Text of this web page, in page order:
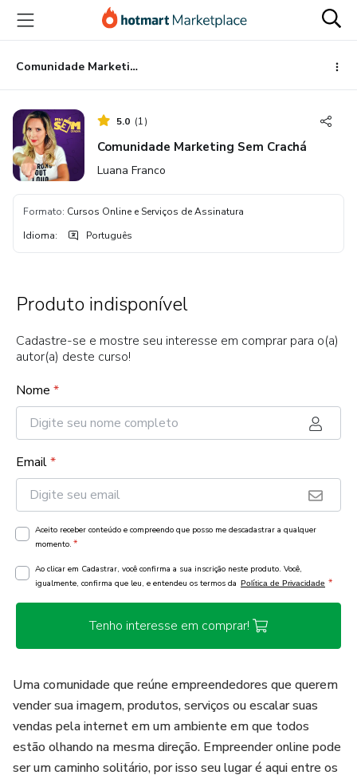
para
conteúdo
principal
para
pagamento
para
rodapé
Comunidade Marketing Sem Crachá
5.0 (1)
Comunidade Marketing Sem Crachá
Luana Franco
Formato: Cursos Online e Serviços de Assinatura
Idioma: Português
Produto indisponível
Cadastre-se e mostre seu interesse em comprar para o(a)
autor(a) deste curso!
Nome *
Email*
Aceito receber conteúdo e compreendo que posso me descadastrar a qualquer
momento. *
Ao clicar em Cadastrar, você confirma a sua inscrição neste produto. Você,
igualmente, confirma que leu, e entendeu os termos da Política de Privacidade *
Tenho interesse em comprar!
Uma comunidade que reúne empreendedores que querem
vender sua imagem, produtos, serviços ou escalar suas
vendas pela internet em um ambiente em que todos
estão olhando na mesma direção. Empreender online pode
ser um caminho solitário, por isso seu lugar é aqui entre os